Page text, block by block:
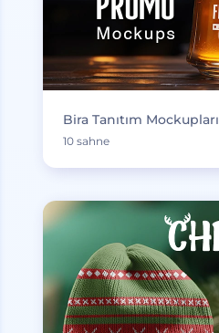
Bira Tanıtım Mockupları
10 sahne